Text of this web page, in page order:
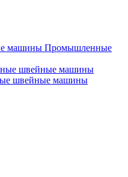
Промышленные
швейные машины
швейные машины